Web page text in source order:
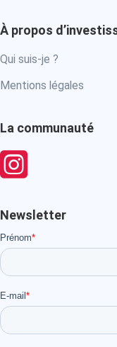
À propos
Qui suis-je ?
Mentions légales
La communauté
Newsletter